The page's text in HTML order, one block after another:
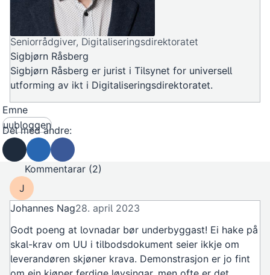
Seniorrådgiver, Digitaliseringsdirektoratet
Sigbjørn Råsberg
Sigbjørn Råsberg er jurist i Tilsynet for universell
utforming av ikt i Digitaliseringsdirektoratet.
Emne
uubloggen
Del med andre:
Send som e-post
Del på Linkedin
Del på Facebook
Kommentarar (2)
J
Johannes Nag28. april 2023
Godt poeng at lovnadar bør underbyggast! Ei hake på
skal-krav om UU i tilbodsdokument seier ikkje om
leverandøren skjøner krava. Demonstrasjon er jo fint